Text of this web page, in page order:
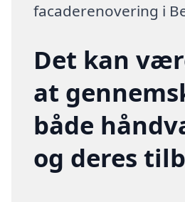
facaderenovering i
Det kan
at
både
og deres